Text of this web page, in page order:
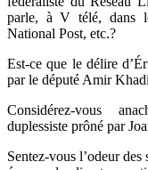
parle, à V télé, dans
National Post, etc.?
Est-ce que le délire
par le député Amir
Considérez-vous
duplessiste prôné par
Sentez-vous l’odeur